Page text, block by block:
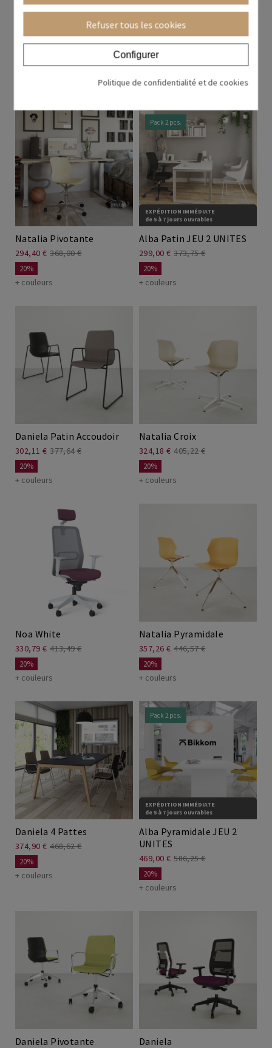
EXPÉDITION IMMÉDIATE
de 5 à 7 jours ouvrables
Marena Black Lisa Tapissée
288,89 €
+ couleurs
Natalia Pivotante
294,40 € 368,00 €
20%
+ couleurs
EXPÉDITION IMMÉDIATE
de 5 à 7 jours ouvrables
Pack 2 pcs.
Alba Patin JEU 2 UNITES
299,00 € 373,75 €
20%
+ couleurs
Daniela Patin Accoudoir
302,11 € 377,64 €
20%
+ couleurs
Natalia Croix
324,18 € 405,22 €
20%
+ couleurs
Noa White
330,79 € 413,49 €
20%
+ couleurs
Natalia Pyramidale
357,26 € 446,57 €
20%
+ couleurs
Daniela 4 Pattes
374,90 € 468,62 €
20%
+ couleurs
EXPÉDITION IMMÉDIATE
de 5 à 7 jours ouvrables
Pack 2 pcs.
Alba Pyramidale JEU 2
UNITES
469,00 € 586,25 €
20%
+ couleurs
Daniela Pivotante Daniela
Refuser tous les cookies
Configurer
Politique de confidentialité et de cookies